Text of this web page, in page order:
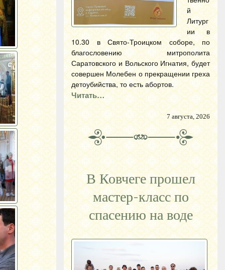
й
Литург
ии в
10.30 в Свято-Троицком соборе, по
благословению митрополита
Саратовского и Вольского Игнатия, будет
совершен Молебен о прекращении греха
детоубийства, то есть абортов.
Читать…
7 августа, 2026
В Ковчеге прошел
мастер-класс по
спасению на воде